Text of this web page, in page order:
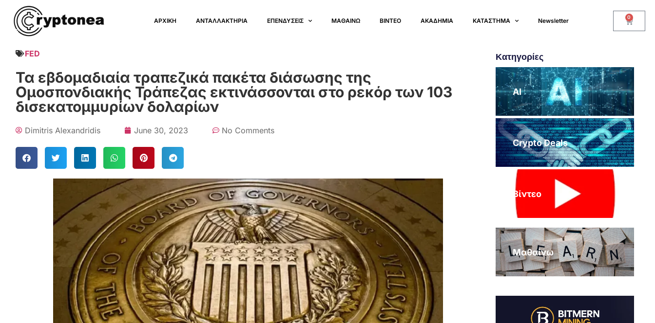
ΑΡΧΙΚΗ ΑΝΤΑΛΛΑΚΤΗΡΙΑ ΕΠΕΝΔΥΣΕΙΣ ΜΑΘΑΙΝΩ ΒΙΝΤΕΟ ΑΚΑΔΗΜΙΑ ΚΑΤΑΣΤΗΜΑ Newsletter 0
FED
Τα εβδομαδιαία τραπεζικά πακέτα διάσωσης της
Ομοσπονδιακής Τράπεζας εκτινάσσονται στο ρεκόρ των 103
δισεκατομμυρίων δολαρίων
Dimitris Alexandridis June 30, 2023 No Comments
Κατηγορίες
AI
Crypto Deals
Βίντεο
Μαθαίνω